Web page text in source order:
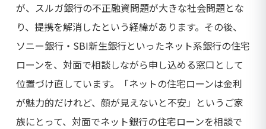
が、スルガ銀行の不正融資問題が大きな社会問題とな
り、提携を解消したという経緯があります。その後、
ソニー銀行・SBI新生銀行といったネット系銀行の住宅
ローンを、対面で相談しながら申し込める窓口として
位置づけ直しています。「ネットの住宅ローンは金利
が魅力的だけれど、顔が見えないと不安」というご家
族にとって、対面でネット銀行の住宅ローンを相談で